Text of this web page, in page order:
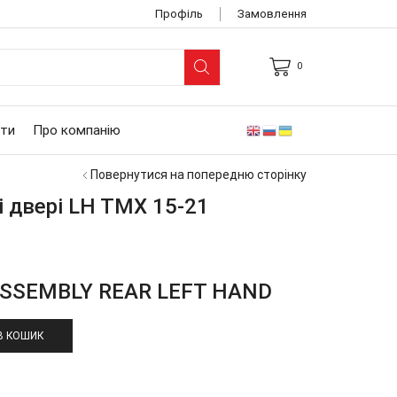
Профіль Замовлення
0
Про компанію
Повернутися на попередню сторінку
LH TMХ 15-21
REAR LEFT HAND
КОШИК